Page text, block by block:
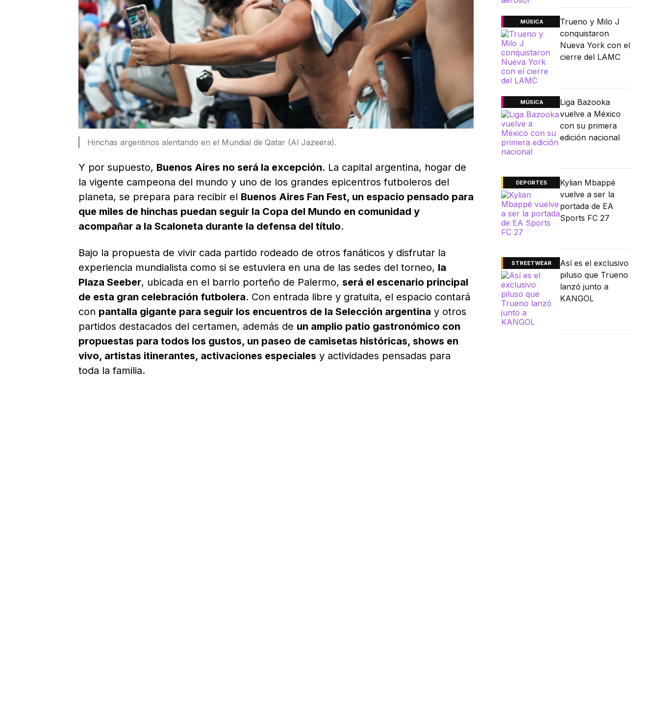
Hinchas argentinos alentando en el Mundial de Qatar (Al Jazeera).
Y por supuesto, Buenos Aires no será la excepción. La capital argentina, hogar de
la vigente campeona del mundo y uno de los grandes epicentros futboleros del
planeta, se prepara para recibir el Buenos Aires Fan Fest, un espacio pensado para
que miles de hinchas puedan seguir la Copa del Mundo en comunidad y
acompañar a la Scaloneta durante la defensa del título.
Bajo la propuesta de vivir cada partido rodeado de otros fanáticos y disfrutar la
experiencia mundialista como si se estuviera en una de las sedes del torneo, la
Plaza Seeber, ubicada en el barrio porteño de Palermo, será el escenario principal
de esta gran celebración futbolera. Con entrada libre y gratuita, el espacio contará
con pantalla gigante para seguir los encuentros de la Selección argentina y otros
partidos destacados del certamen, además de un amplio patio gastronómico con
propuestas para todos los gustos, un paseo de camisetas históricas, shows en
vivo, artistas itinerantes, activaciones especiales y actividades pensadas para
toda la familia.
MÚSICA
Trueno y Milo J
conquistaron
Nueva York con el
cierre del LAMC
MÚSICA
Liga Bazooka
vuelve a México
con su primera
edición nacional
DEPORTES
Kylian Mbappé
vuelve a ser la
portada de EA
Sports FC 27
STREETWEAR
Así es el exclusivo
piluso que Trueno
lanzó junto a
KANGOL